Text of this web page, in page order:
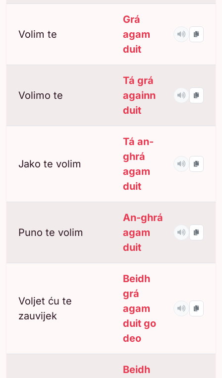
Volim te
Grá
agam
duit
Volimo te
Tá grá
againn
duit
Jako te volim
Tá an-
ghrá
agam
duit
Puno te volim
An-ghrá
agam
duit
Voljet ću te
zauvijek
Beidh
grá
agam
duit go
deo
Beidh